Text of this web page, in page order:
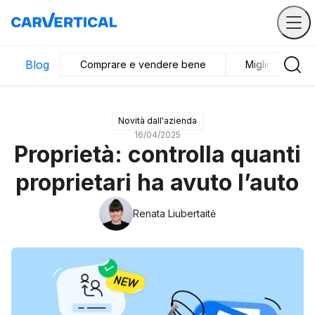
Blog Comprare e vendere bene Migliori veicoli
Novità dall'azienda
16/04/2025
Proprietà: controlla quanti
proprietari ha avuto l’auto
Renata Liubertaitė